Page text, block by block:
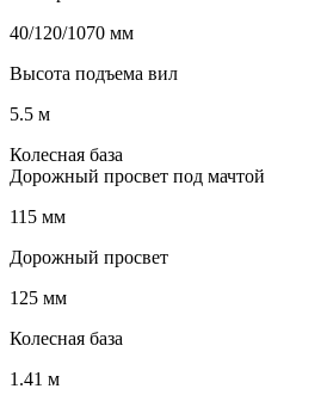
40/120/1070 мм
Высота подъема вил
5.5 м
Колесная база
Дорожный просвет под мачтой
115 мм
Дорожный просвет
125 мм
Колесная база
1.41 м